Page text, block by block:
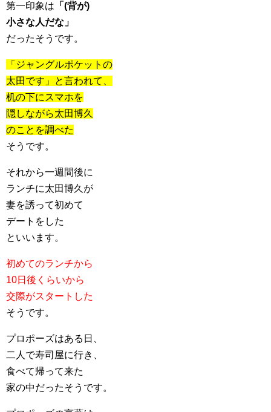
第一印象は 「(背が)
小さな人だな」
だったそうです。
「ジャングルポケットの
太田です」と言われて、
机の下にスマホを
隠しながら太田博久
のことを調べた
そうです。
それから一週間後に
ランチに太田博久が
妻を誘って初めて
デートをした
といいます。
初めてのランチから
10日後くらいから
交際がスタートした
そうです。
プロポーズはある日、
二人で寿司屋に行き、
食べて帰って来た
家の中だったそうです。